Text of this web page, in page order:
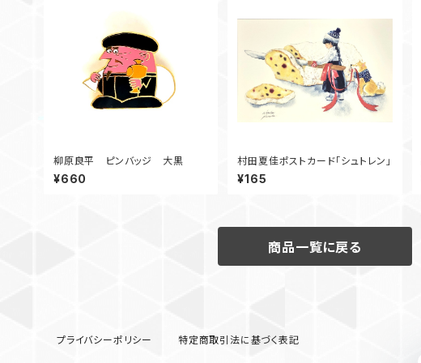
柳原良平 ピンバッジ 大黒
¥660
村田夏佳ポストカード「シュトレン」
¥165
商品一覧に戻る
プライバシーポリシー 特定商取引法に基づく表記